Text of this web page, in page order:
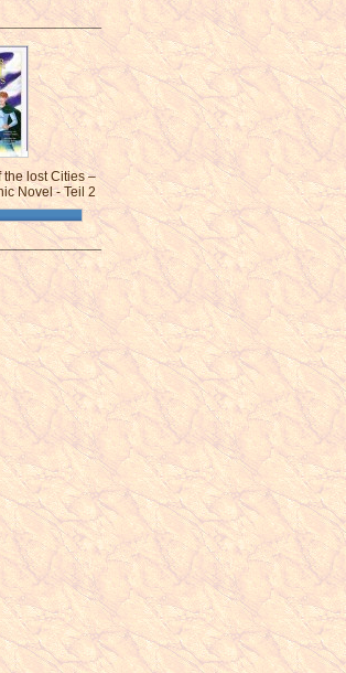
the lost Cities –
Novel - Teil 2